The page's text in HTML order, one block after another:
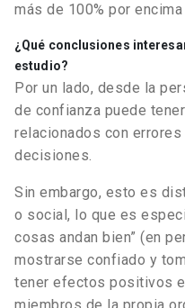
más de 100% por
¿Qué conclusiones
estudio?
Por un lado, desde la
de confianza puede
relacionados con
decisiones.
Sin embargo, esto es
o social, lo que es
cosas andan bien” (en
mostrarse confiado y
tener efectos positivos